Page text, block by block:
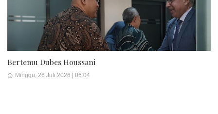
Bertemu Dubes Houssani
Minggu, 26 Juli 2026 | 06:04